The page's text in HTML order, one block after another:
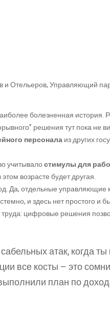
и Отельеров, Управляющий
болезненная история.
решения тут пока не
персоналаиз других
учитывалостимулы для
возрасте будет другая.
Да, отдельные управляющие
и здесь нет простого и
цифровые решения
атак, когда ты
все косты – это
план по